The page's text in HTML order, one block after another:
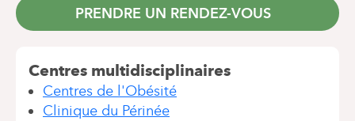
PRENDRE UN RENDEZ-VOUS
Centres multidisciplinaires
Centres de l'Obésité
Clinique du Périnée